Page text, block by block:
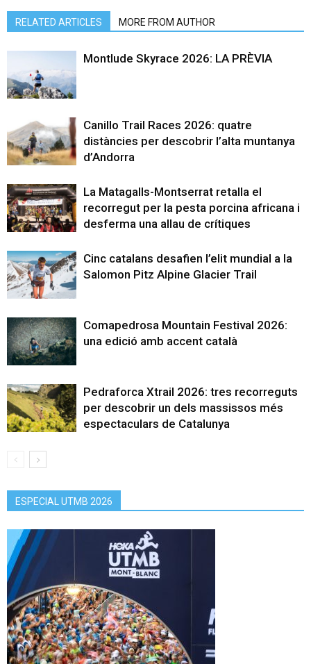
RELATED ARTICLES MORE FROM AUTHOR
Montlude Skyrace 2026: LA PRÈVIA
Canillo Trail Races 2026: quatre
distàncies per descobrir l’alta muntanya
d’Andorra
La Matagalls-Montserrat retalla el
recorregut per la pesta porcina africana i
desferma una allau de crítiques
Cinc catalans desafien l’elit mundial a la
Salomon Pitz Alpine Glacier Trail
Comapedrosa Mountain Festival 2026:
una edició amb accent català
Pedraforca Xtrail 2026: tres recorreguts
per descobrir un dels massissos més
espectaculars de Catalunya
ESPECIAL UTMB 2026